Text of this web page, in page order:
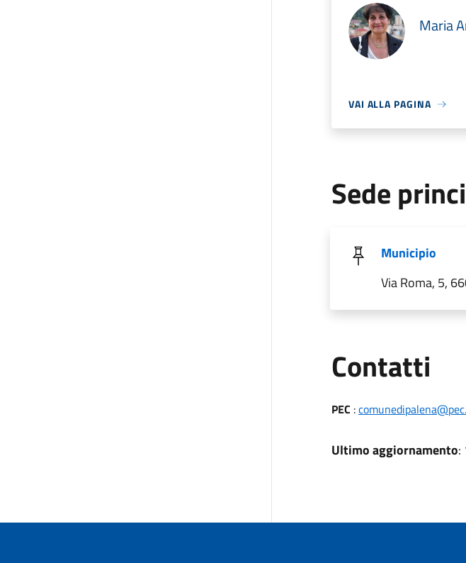
Maria
VAI ALLA PAGINA
Sede
Municipio
Via Roma, 5,
Contatti
PEC :
Ultimo aggiornamento: